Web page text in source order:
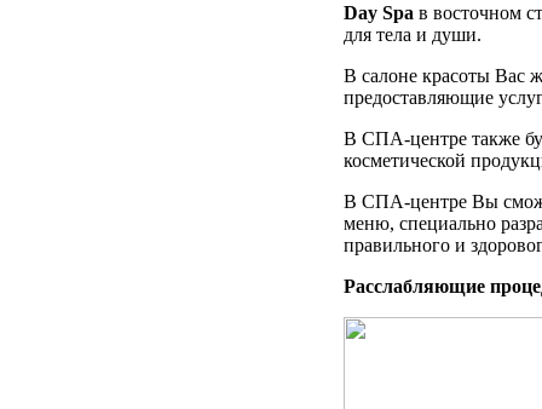
Day Spa в восточном
для тела и души.
В салоне красоты Вас
предоставляющие
В СПА-центре также
косметической
В СПА-центре Вы
меню, специально
правильного и
Расслабляющие